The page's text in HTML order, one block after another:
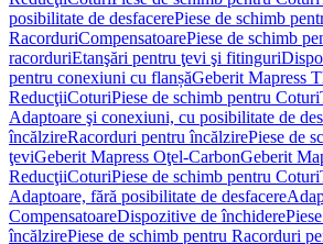
posibilitate de desfacerePiese de schimb
RacorduriCompensatoarePiese de schimb
racorduriEtanşări pentru ţevi şi fitinguri
pentru conexiuni cu flanșăGeberit Mapress
ReducţiiCoturiPiese de schimb pentru Coturi
Adaptoare şi conexiuni, cu posibilitate de
încălzireRacorduri pentru încălzirePiese de
ţeviGeberit Mapress Oţel-CarbonGeberit
ReducţiiCoturiPiese de schimb pentru Coturi
Adaptoare, fără posibilitate de desfacere
CompensatoareDispozitive de închidere
încălzirePiese de schimb pentru Racorduri